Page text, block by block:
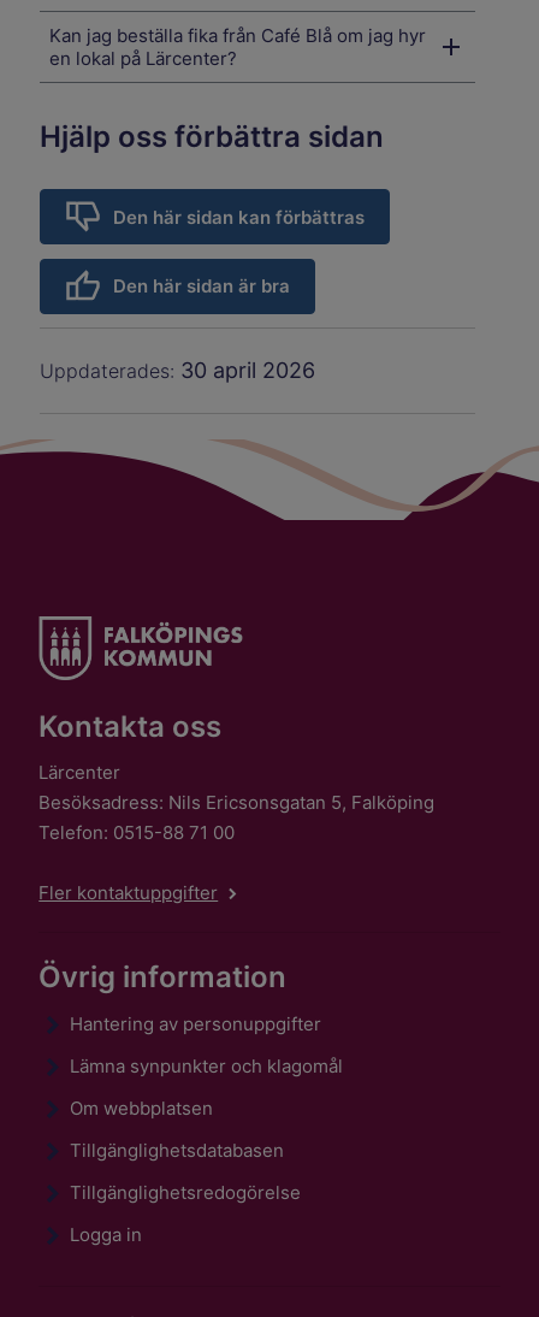
Kan jag beställa fika från Café Blå om jag hyr
en lokal på Lärcenter?
Hjälp oss förbättra sidan
Den här sidan kan förbättras
Den här sidan är bra
Uppdaterades: 30 april 2026
Kontakta oss
Lärcenter
Besöksadress: Nils Ericsonsgatan 5, Falköping
Telefon: 0515-88 71 00
Fler kontaktuppgifter
Övrig information
Hantering av personuppgifter
Lämna synpunkter och klagomål
Om webbplatsen
Tillgänglighetsdatabasen
Tillgänglighetsredogörelse
Logga in